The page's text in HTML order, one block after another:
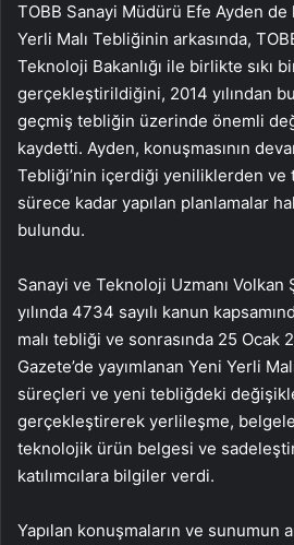
TOBB Sanayi Müdürü Efe Ayden de
Yerli Malı Tebliğinin arkasında,
Teknoloji Bakanlığı ile birlikte sıkı
gerçekleştirildiğini, 2014 yılından
geçmiş tebliğin üzerinde önemli
kaydetti. Ayden, konuşmasının
Tebliği’nin içerdiği yeniliklerden ve
sürece kadar yapılan planlamalar
bulundu.
Sanayi ve Teknoloji Uzmanı Volkan
yılında 4734 sayılı kanun
malı tebliği ve sonrasında 25 Ocak
Gazete’de yayımlanan Yeni Yerli
süreçleri ve yeni tebliğdeki
gerçekleştirerek yerlileşme,
teknolojik ürün belgesi ve
katılımcılara bilgiler verdi.
Yapılan konuşmaların ve sunumun